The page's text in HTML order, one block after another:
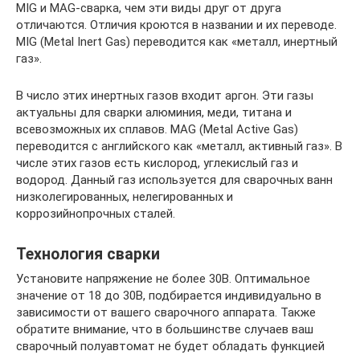
MIG и MAG-сварка, чем эти виды друг от друга
отличаются. Отличия кроются в названии и их переводе.
MIG (Metal Inert Gas) переводится как «металл, инертный
газ».
В число этих инертных газов входит аргон. Эти газы
актуальны для сварки алюминия, меди, титана и
всевозможных их сплавов. MAG (Metal Active Gas)
переводится с английского как «металл, активный газ». В
числе этих газов есть кислород, углекислый газ и
водород. Данный газ используется для сварочных ванн
низколегированных, нелегированных и
коррозийнопрочных сталей.
Технология сварки
Установите напряжение не более 30В. Оптимальное
значение от 18 до 30В, подбирается индивидуально в
зависимости от вашего сварочного аппарата. Также
обратите внимание, что в большинстве случаев ваш
сварочный полуавтомат не будет обладать функцией